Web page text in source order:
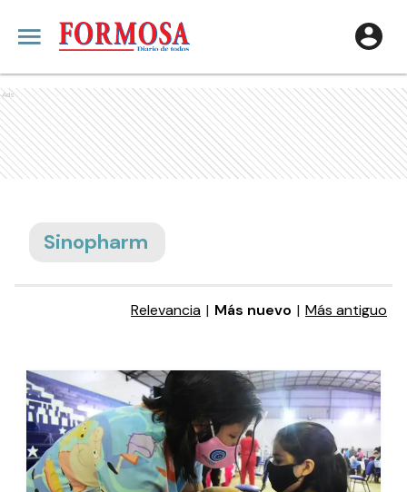
Ads
Sinopharm
Relevancia | Más nuevo | Más antiguo